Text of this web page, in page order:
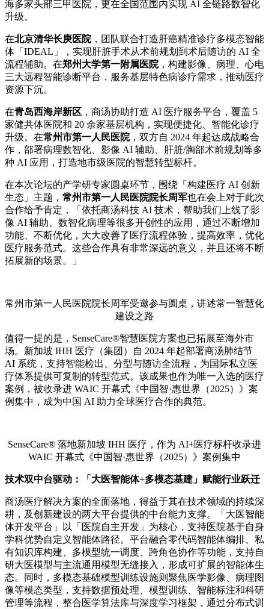
海多家头部三甲医院，更在全国范围内实现 AI 全链路数智化
升级。
在北京清华长庚医院，团队联合打造肝癌精准诊疗多模态智能
体「IDEAL」，实现肝脏手术从术前规划到术后随访的 AI 全
流程辅助。在郑州大学第一附属医院，构建影像、病理、心电
三大远程智能诊断平台，服务基层特色病诊疗需求，推动医疗
资源下沉。
在青岛西海岸新区 ，商汤协助打造 AI 医疗服务平台，覆盖 5
家健共体医院和 20 余家基层机构，实现便捷化、智能化诊疗
升级。在常州市第一人民医院，双方自 2024 年起达成战略合
作，部署病理数智化、影像 AI 辅助、肝脏/胸部术前规划等多
种 AI 应用，打造地市级医院的智慧转型标杆。
在本次论坛的产学研专家圆桌环节，围绕「构建医疗 AI 创新
生态」主题， 常州市第一人民医院院长周军也在会上对于此次
合作给予肯定，「依托商汤科技 AI 技术，帮助我们上线了影
像 AI 辅助、数智化病理等很多开创性的应用，通过不断增加
功能、不断优化，大大改善了医疗流程体验，提高效率，优化
医疗服务范式。这些合作具有非常深远的意义，并且还将不断
拓展新的场景。」
常州市第一人民医院院长周军受邀参与圆桌，讲述常一智慧化
建设之路
值得一提的是，SenseCare®智慧医院方案也已拓展至海外市
场。新加坡 IHH 医疗（集团）自 2024 年起部署商汤肺结节
AI 系统，支持智能检出、分型与随访全流程，为国际私立医
疗体系提供可复制的转型范式。该成果也作为唯一入选的医疗
案例，被收录进 WAIC 开幕式《中国智·惠世界（2025）》案
例集中，成为中国 AI 助力全球医疗合作的典范。
SenseCare® 落地新加坡 IHH 医疗，作为 AI+医疗标杆收录进
WAIC 开幕式《中国智·惠世界（2025）》案例集中
技术双中台驱动 ： 「大医智能体+多模态基建」赋能行业跃迁
商汤医疗解决方案的全面落地，得益于其在技术领域的持续深
耕，及创新建设的两大平台提供的中台能力支撑。「大医智能
体开发平台」以「医院自主开发」为核心，支持医院基于自身
学科优势自定义智能体路径。平台融合零代码智能体编排、私
有知识库构建、多模型统一调度、跨角色协作等功能，支持自
研大医模型与主流通用模型无缝接入，形成可扩展的智能体生
态。同时，多模态基础模型训练设施则聚焦医学影像、病理图
像等模态类型，支持数据预处理、模型训练、智能标注和科研
管理等流程，整合医学算法库与深度学习框架，通过分布式训